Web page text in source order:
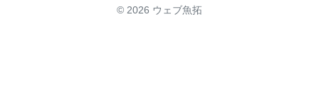
© 2026 ウェブ魚拓